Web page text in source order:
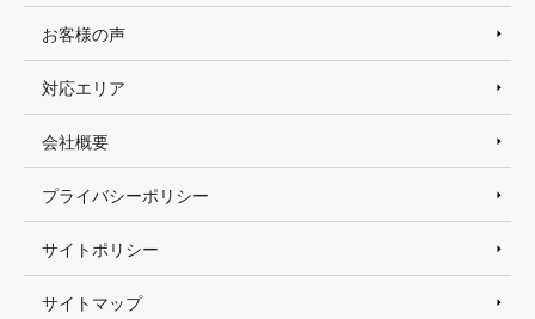
お客様の声
対応エリア
会社概要
プライバシーポリシー
サイトポリシー
サイトマップ